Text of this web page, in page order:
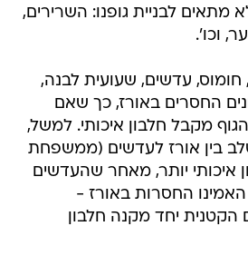
מתאים לבניית גופנו: השרירים,
וכו'.
חומוס, עדשים, שעועית לבנה,
החסרים באורז, כך שאם
מקבל חלבון איכותי. למשל,
בין אורז לעדשים (ממשפחת
איכותי יותר, מאחר שהעדשים
החסרות באורז -
הקטנית יחד מקנה חלבון